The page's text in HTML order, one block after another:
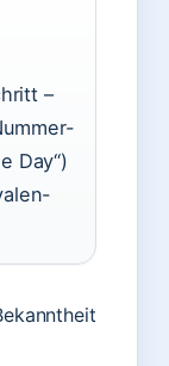
–
Day“)